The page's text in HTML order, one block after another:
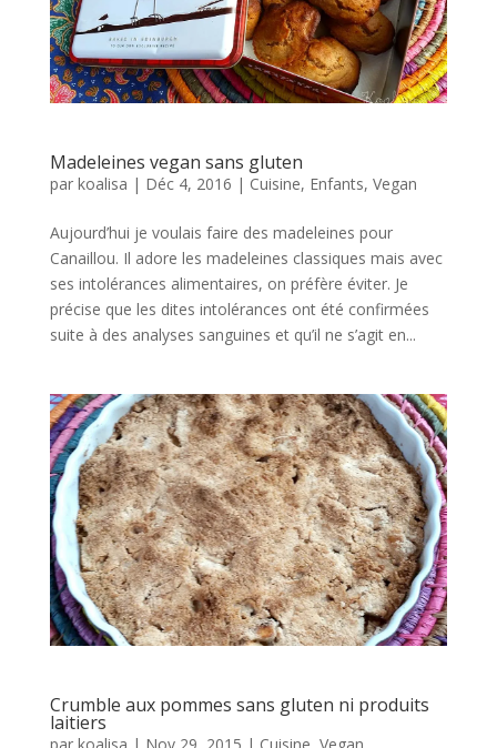
Madeleines vegan sans gluten
par koalisa | Déc 4, 2016 | Cuisine, Enfants, Vegan
Aujourd’hui je voulais faire des madeleines pour
Canaillou. Il adore les madeleines classiques mais avec
ses intolérances alimentaires, on préfère éviter. Je
précise que les dites intolérances ont été confirmées
suite à des analyses sanguines et qu’il ne s’agit en...
Crumble aux pommes sans gluten ni produits
laitiers